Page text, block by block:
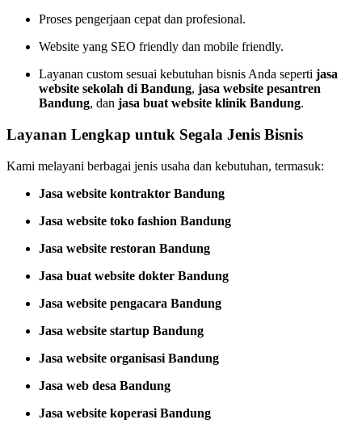
Proses pengerjaan cepat dan profesional.
Website yang SEO friendly dan mobile friendly.
Layanan custom sesuai kebutuhan bisnis Anda seperti jasa
website sekolah di Bandung, jasa website pesantren
Bandung, dan jasa buat website klinik Bandung.
Layanan Lengkap untuk Segala Jenis Bisnis
Kami melayani berbagai jenis usaha dan kebutuhan, termasuk:
Jasa website kontraktor Bandung
Jasa website toko fashion Bandung
Jasa website restoran Bandung
Jasa buat website dokter Bandung
Jasa website pengacara Bandung
Jasa website startup Bandung
Jasa website organisasi Bandung
Jasa web desa Bandung
Jasa website koperasi Bandung